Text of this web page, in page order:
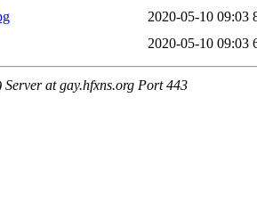
2020-05-10 09:03
2020-05-10 09:03
at gay.hfxns.org Port 443